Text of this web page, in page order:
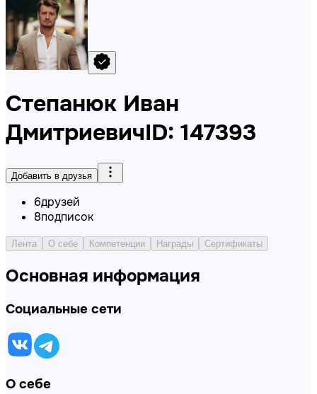
Степанюк Иван
ДмитриевичID: 147393
Добавить в друзья
6друзей
8подписок
Лента О себе Компетенции Награды Сертификаты
Основная информация
Социальные сети
О себе